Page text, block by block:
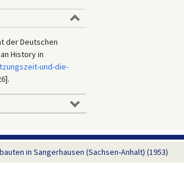
der Deutschen
History in
und-die-
in Sangerhausen (Sachsen-Anhalt) (1953)